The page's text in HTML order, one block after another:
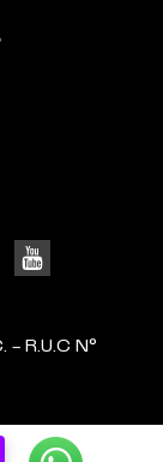
R.U.C N°